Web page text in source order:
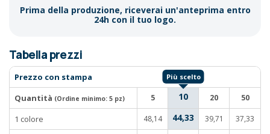
Prima della produzione, riceverai un'anteprima entro
24h con il tuo logo.
Tabella prezzi
Prezzo con stampa
Quantità (Ordine minimo: 5 pz) 5 10 20 50
1 colore 48,14 44,33 39,71 37,33